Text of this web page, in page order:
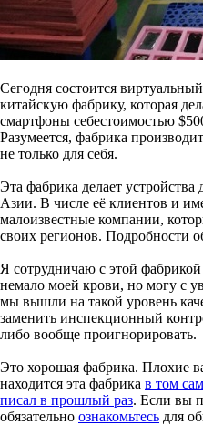
Сегодня состоится
китайскую фабрику, которая
смартфоны себестоимостью
Разумеется, фабрика
не только для себя.
Эта фабрика делает
Азии. В числе её клиентов и
малоизвестные компании,
своих регионов. Подробности
Я сотрудничаю с этой
немало моей крови, но могу с
мы вышли на такой уровень
заменить инспекционный
либо вообще проигнорировать.
Это хорошая фабрика. Плохие
находится эта фабрика в том
писал в прошлый раз. Если вы
обязательно ознакомьтесь для